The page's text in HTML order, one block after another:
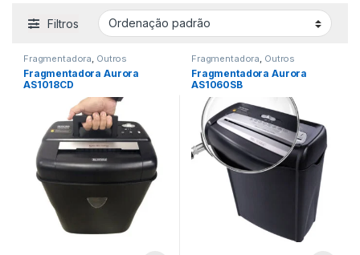
Filtros
Fragmentadora, Outros
Fragmentadora Aurora
AS1018CD
Fragmentadora, Outros
Fragmentadora Aurora
AS1060SB